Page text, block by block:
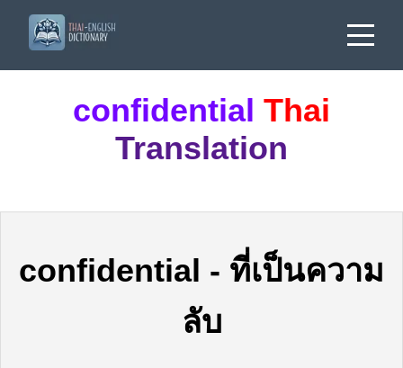
confidential Thai
Translation
confidential - ที่เป็นความ
ลับ